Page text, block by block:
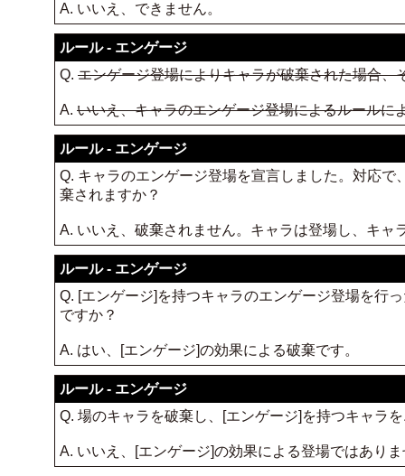
A. いいえ、できません。
ルール - エンゲージ
Q. エンゲージ登場によりキャラが破棄された場合、
A. いいえ、キャラのエンゲージ登場によるルールに
ルール - エンゲージ
Q. キャラのエンゲージ登場を宣言しました。対応
棄されますか？
A. いいえ、破棄されません。キャラは登場し、キ
ルール - エンゲージ
Q. [エンゲージ]を持つキャラのエンゲージ登場を行
ですか？
A. はい、[エンゲージ]の効果による破棄です。
ルール - エンゲージ
Q. 場のキャラを破棄し、[エンゲージ]を持つキャラ
A. いいえ、[エンゲージ]の効果による登場ではあり